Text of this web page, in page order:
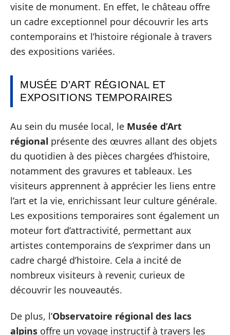
visite de monument. En effet, le château offre
un cadre exceptionnel pour découvrir les arts
contemporains et l’histoire régionale à travers
des expositions variées.
MUSÉE D’ART RÉGIONAL ET
EXPOSITIONS TEMPORAIRES
Au sein du musée local, le Musée d’Art
régional présente des œuvres allant des objets
du quotidien à des pièces chargées d’histoire,
notamment des gravures et tableaux. Les
visiteurs apprennent à apprécier les liens entre
l’art et la vie, enrichissant leur culture générale.
Les expositions temporaires sont également un
moteur fort d’attractivité, permettant aux
artistes contemporains de s’exprimer dans un
cadre chargé d’histoire. Cela a incité de
nombreux visiteurs à revenir, curieux de
découvrir les nouveautés.
De plus, l’Observatoire régional des lacs
alpins offre un voyage instructif à travers les